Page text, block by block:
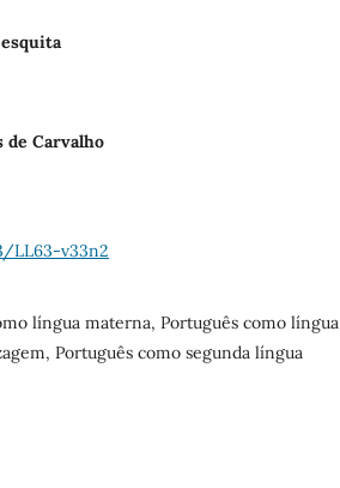
de Carvalho
LL63-v33n2
língua materna, Português como língua
Português como segunda língua